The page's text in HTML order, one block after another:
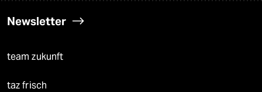
Newsletter
team zukunft
taz frisch